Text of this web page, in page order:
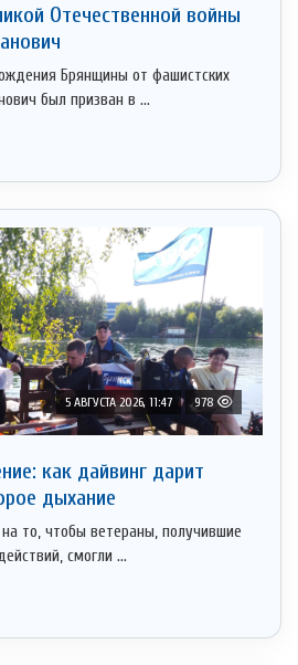
Отечественной войны
Брянщины от фашистских
был призван в ...
5 АВГУСТА 2026, 11:47 978
как дайвинг дарит
дыхание
то, чтобы ветераны, получившие
смогли ...